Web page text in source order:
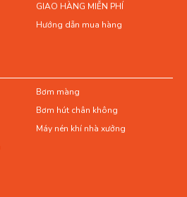
GIAO HÀNG MIỄN PHÍ
Hướng dẫn mua hàng
Bơm màng
Bơm hút chân không
Máy nén khí nhà xưởng